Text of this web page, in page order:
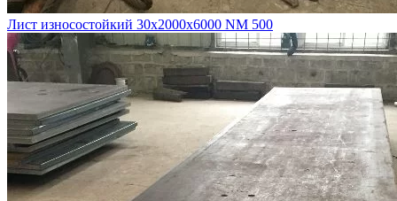
Лист износостойкий 30х2000х6000 NM 500